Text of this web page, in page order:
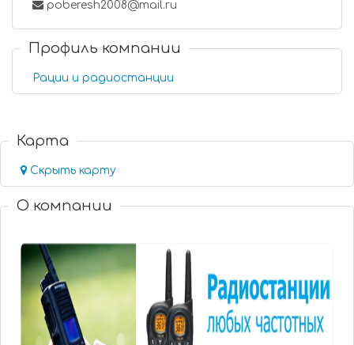
poberesh2008@mail.ru
Профиль компании
Рации и радиостанции
Карта
Скрыть карту
О компании